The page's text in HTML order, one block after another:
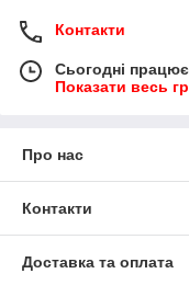
Контакти
Сьогодні
Показати весь
Про нас
Контакти
Доставка та оплата